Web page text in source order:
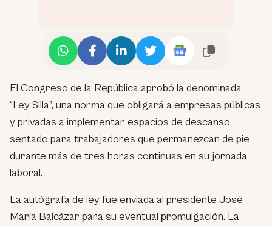
El Congreso de la República aprobó la denominada
“Ley Silla”, una norma que obligará a empresas públicas
y privadas a implementar espacios de descanso
sentado para trabajadores que permanezcan de pie
durante más de tres horas continuas en su jornada
laboral.
La autógrafa de ley fue enviada al presidente José
María Balcázar para su eventual promulgación. La